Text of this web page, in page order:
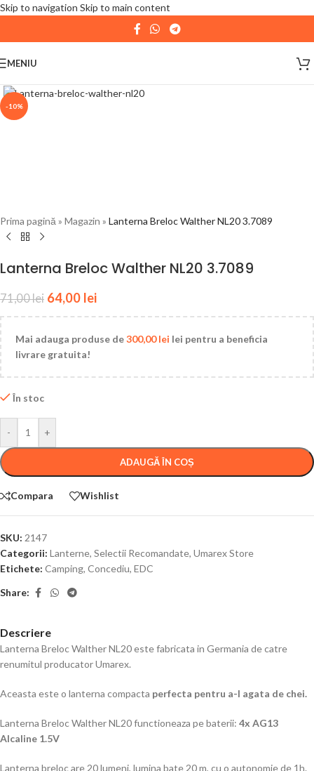
Skip to navigation Skip to main content
| 📦 Program livrari|In perioada11 August - 18
August,
expediate. Va multumim pentru intelegere!
MENIU
-10%
Prima pagină » Magazin » Lanterna Breloc Walther NL20 3.7089
Lanterna Breloc Walther NL20 3.7089
71,00lei 64,00 lei
Mai adauga produse de300,00lei lei pentru a beneficia
livrare gratuita!
În stoc
- +
ADAUGĂ ÎN COȘ
Compara Wishlist
SKU: 2147
Categorii: Lanterne, Selectii Recomandate, Umarex Store
Etichete: Camping, Concediu, EDC
Share:
Descriere
Lanterna Breloc Walther NL20 este fabricata in Germania de catre
renumitul producator Umarex.
Aceasta este o lanterna compacta perfecta pentru a-l agata de chei.
Lanterna Breloc Walther NL20 functioneaza pe baterii: 4x AG13
Alcaline 1.5V
Lanterna breloc are 20 lumeni, lumina bate 20 m, cu o autonomie de 1h.